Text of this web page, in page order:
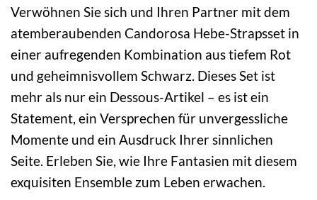
Verwöhnen Sie sich und Ihren Partner mit dem
atemberaubenden Candorosa Hebe-Strapsset in
einer aufregenden Kombination aus tiefem Rot
und geheimnisvollem Schwarz. Dieses Set ist
mehr als nur ein Dessous-Artikel – es ist ein
Statement, ein Versprechen für unvergessliche
Momente und ein Ausdruck Ihrer sinnlichen
Seite. Erleben Sie, wie Ihre Fantasien mit diesem
exquisiten Ensemble zum Leben erwachen.